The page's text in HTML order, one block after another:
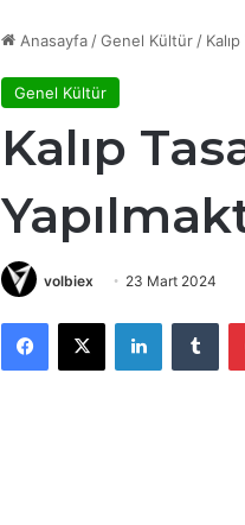
Anasayfa /Genel Kültür /
Genel Kültür
Kalıp
volbiex 23 Mart 2024
Facebook
X LinkedIn